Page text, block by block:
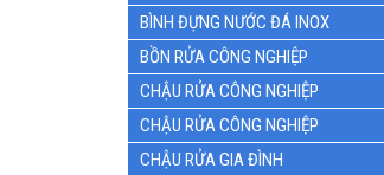
BÌNH ĐỰNG NƯỚC ĐÁ INOX
BỒN RỬA CÔNG NGHIỆP
CHẬU RỬA CÔNG NGHIỆP
CHẬU RỬA CÔNG NGHIỆP
CHẬU RỬA GIA ĐÌNH